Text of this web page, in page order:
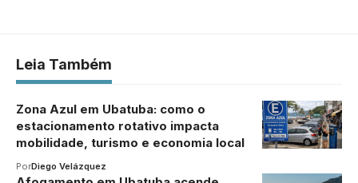
Leia Também
Zona Azul em Ubatuba: como o
estacionamento rotativo impacta
mobilidade, turismo e economia local
PorDiego Velázquez